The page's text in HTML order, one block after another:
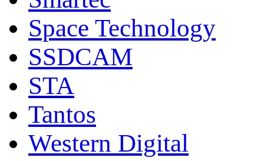
Space Technology
SSDCAM
STA
Tantos
Western Digital